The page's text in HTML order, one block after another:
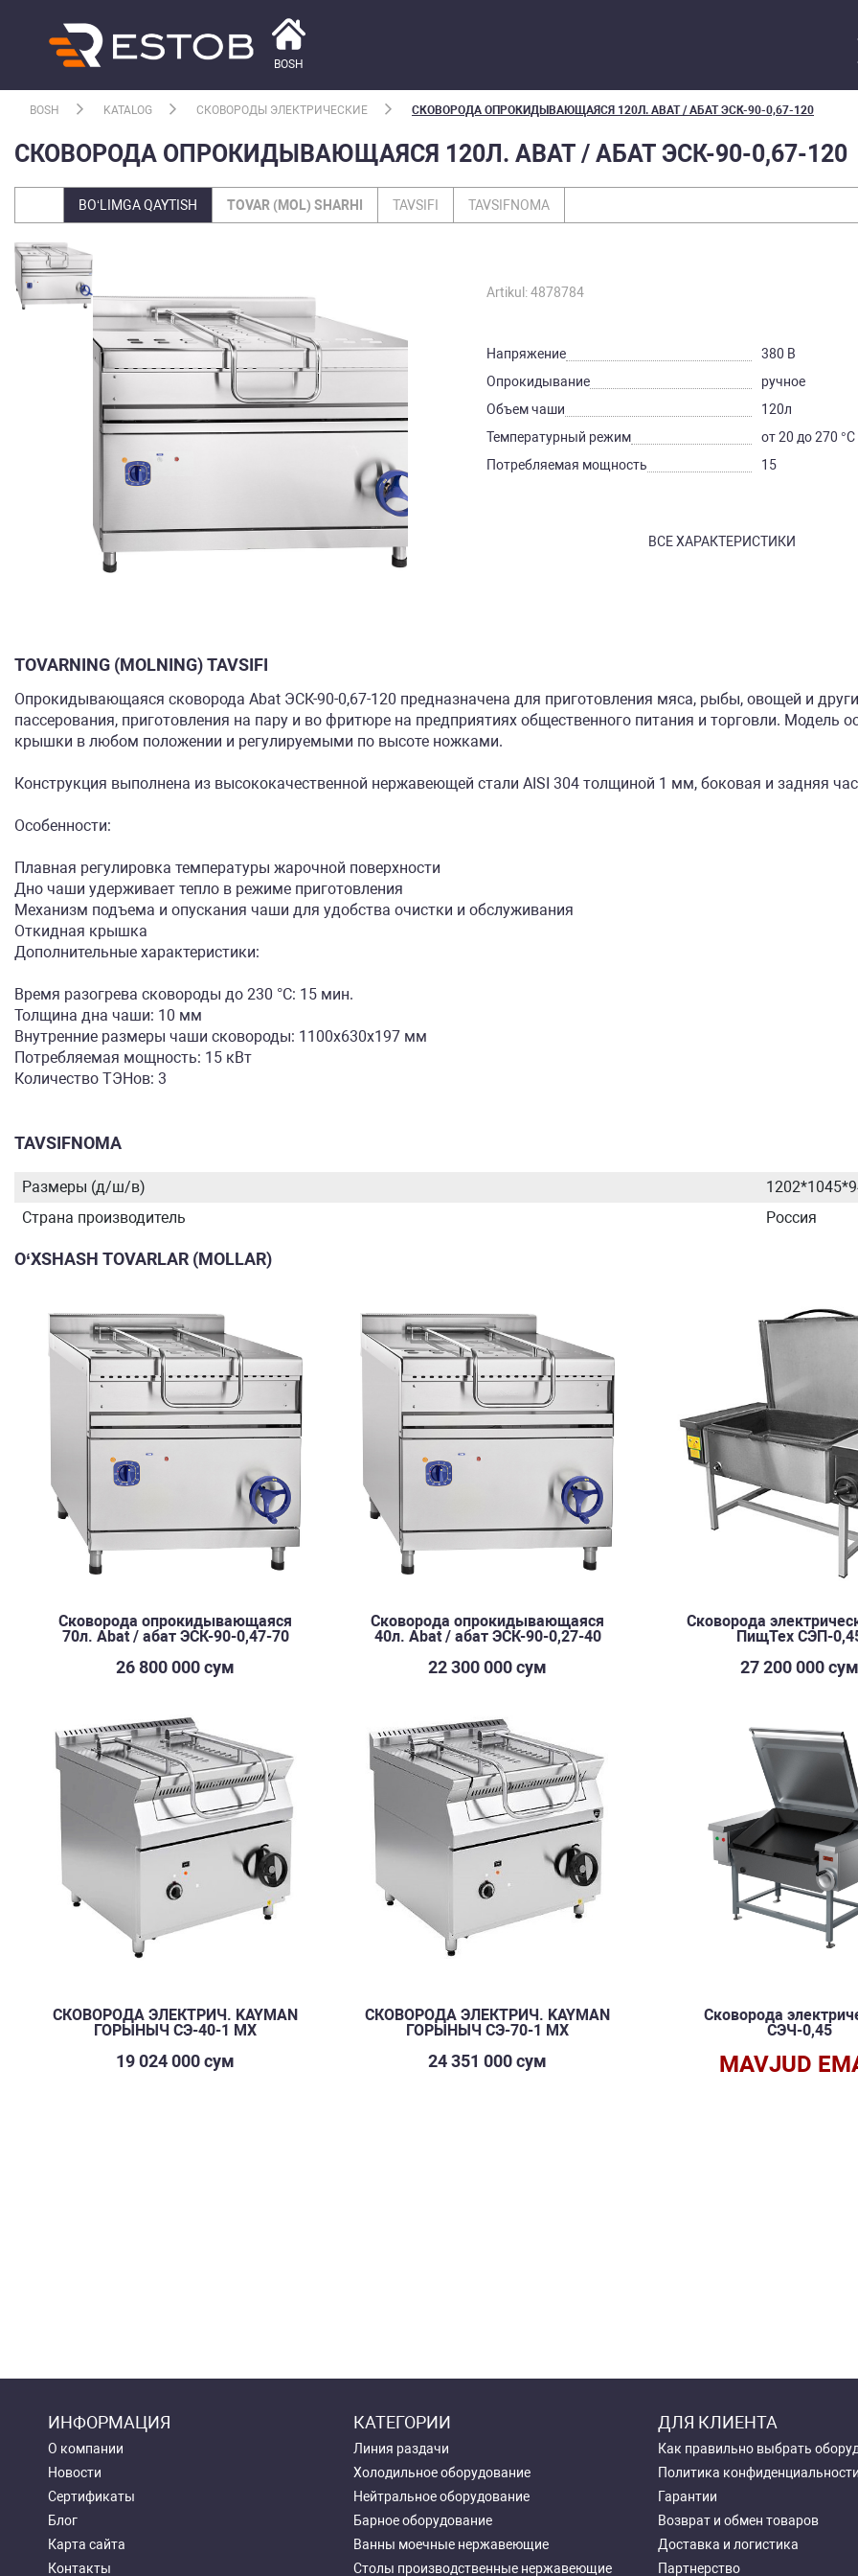
BOSH
BOSH KATALOG СКОВОРОДЫ ЭЛЕКТРИЧЕСКИЕ СКОВОРОДА ОПРОКИДЫВАЮЩАЯСЯ 120Л. ABAT / АБАТ ЭСК-90-0,67-120
СКОВОРОДА ОПРОКИДЫВАЮЩАЯСЯ 120Л. ABAT / АБАТ ЭСК-90-0,67-120
BO‘LIMGA QAYTISH TOVAR (MOL) SHARHI TAVSIFI TAVSIFNOMA
Artikul: 4878784
Напряжение
380 В
Опрокидывание
ручное
Объем чаши
120л
Температурный режим
от 20 до 270 °С
Потребляемая мощность
15
ВСЕ ХАРАКТЕРИСТИКИ
TOVARNING (MOLNING) TAVSIFI
Опрокидывающаяся сковорода Abat ЭСК-90-0,67-120 предназначена для приготовления мяса, рыбы, овощей и
пассерования, приготовления на пару и во фритюре на предприятиях общественного питания и торговли. Модель
крышки в любом положении и регулируемыми по высоте ножками.
Конструкция выполнена из высококачественной нержавеющей стали AISI 304 толщиной 1 мм, боковая и задняя
Особенности:
Плавная регулировка температуры жарочной поверхности
Дно чаши удерживает тепло в режиме приготовления
Механизм подъема и опускания чаши для удобства очистки и обслуживания
Откидная крышка
Дополнительные характеристики:
Время разогрева сковороды до 230 °C: 15 мин.
Толщина дна чаши: 10 мм
Внутренние размеры чаши сковороды: 1100х630х197 мм
Потребляемая мощность: 15 кВт
Количество ТЭНов: 3
TAVSIFNOMA
Размеры (д/ш/в)
Страна производитель
Россия
O‘XSHASH TOVARLAR (MOLLAR)
Сковорода опрокидывающаяся
70л. Abat / абат ЭСК-90-0,47-70
26 800 000 сум
Сковорода опрокидывающаяся
40л. Abat / абат ЭСК-90-0,27-40
22 300 000 сум
Сковорода
ПищТех СЭП-
27 200 000 сум
СКОВОРОДА ЭЛЕКТРИЧ. KAYMAN
ГОРЫНЫЧ СЭ-40-1 МХ
19 024 000 сум
СКОВОРОДА ЭЛЕКТРИЧ. KAYMAN
ГОРЫНЫЧ СЭ-70-1 МХ
24 351 000 сум
Сковорода
СЭЧ-0,45
MAVJUD
ИНФОРМАЦИЯ
О компании
Новости
Сертификаты
Блог
Карта сайта
Контакты
КАТЕГОРИИ
Линия раздачи
Холодильное оборудование
Нейтральное оборудование
Барное оборудование
Ванны моечные нержавеющие
Столы производственные нержавеющие
ДЛЯ КЛИЕНТА
Как правильно выбрать
Политика
Гарантии
Возврат и обмен товаров
Доставка и логистика
Партнерство